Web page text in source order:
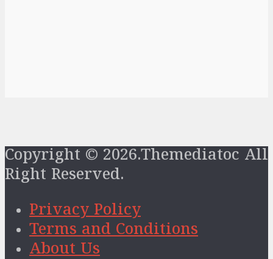
Copyright © 2026.Themediatoc All
Right Reserved.
Privacy Policy
Terms and Conditions
About Us